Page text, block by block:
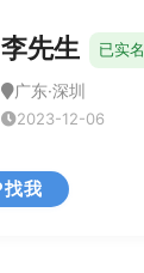
李先生 已实名
广东·深圳
2023-12-06
我